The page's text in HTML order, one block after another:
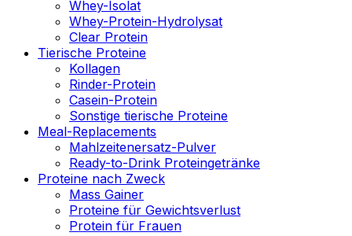
Whey-Isolat
Whey-Protein-Hydrolysat
Clear Protein
Tierische Proteine
Kollagen
Rinder-Protein
Casein-Protein
Sonstige tierische Proteine
Meal-Replacements
Mahlzeitenersatz-Pulver
Ready-to-Drink Proteingetränke
Proteine nach Zweck
Mass Gainer
Proteine für Gewichtsverlust
Protein für Frauen